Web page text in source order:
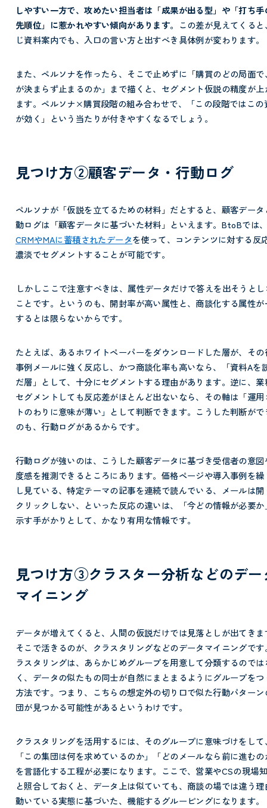
しやすい一方で、攻めたい担当者は「成果が出る型」や「打ち手
先順位」に惹かれやすい傾向があります。 この差が見えてくると
じ資料案内でも、入口の言い方と出すべき具体例が変わります。
また、ペルソナを作ったら、そこで止めずに「購買のどの局面で
が決まらず止まるのか」まで描くと、セグメント仮説の精度が上
ます。ペルソナ×購買段階の組み合わせで、「この段階ではこの
が効く」という当たりが付きやすくなるでしょう。
見つけ方②顧客データ・行動ログ
ペルソナが「仮説を立てるための材料」だとすると、顧客データ
動ログは「顧客データに基づいた材料」といえます。BtoBでは
CRMやMAに蓄積されたデータを使って、コンテンツに対する反
濃淡でセグメントすることが可能です。
しかしここで注意すべきは、属性データだけで答えを出そうと
ことです。というのも、開封率が高い属性と、商談化する属性が
するとは限らないからです。
たとえば、あるホワイトペーパーをダウンロードした層が、その
事例メールに強く反応し、かつ商談化率も高いなら、「資料Aを
だ層」として、十分にセグメントする理由があります。逆に、業
セグメントしても反応差がほとんど出ないなら、その軸は「運用
トのわりに意味が薄い」として判断できます。こうした判断がで
のも、行動ログがあるからです。
行動ログが強いのは、こうした顧客データに基づき受信者の意図
度感を推測できるところにあります。価格ページや導入事例を繰
し見ている、特定テーマの記事を連続で読んでいる、メールは開
クリックしない、といった反応の違いは、「今どの情報が必要か
示す手がかりとして、かなり有用な情報です。
見つけ方③クラスター分析などのデー
マイニング
データが増えてくると、人間の仮説だけでは見落としが出てきま
そこで活きるのが、クラスタリングなどのデータマイニングです
ラスタリングは、あらかじめグループを用意して分類するのでは
く、データの似たもの同士が自然にまとまるようにグループをつ
方法です。つまり、こちらの想定外の切り口で似た行動パターン
団が見つかる可能性があるというわけです。
クラスタリングを活用するには、そのグループに意味づけをして
「この集団は何を求めているのか」「どのメールなら前に進む
を言語化する工程が必要になります。ここで、営業やCSの現場
と照合しておくと、データ上は似ていても、商談の場では違う理
動いている実態に基づいた、機能するグルーピングになります。